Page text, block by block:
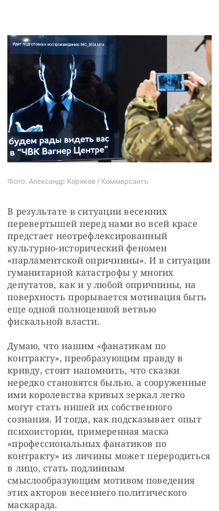
Фото: Александр Коряков / Коммерсантъ
В результате в ситуации весенних
перевертышей перед нами во всей красе
предстает неотрефлексированный
культурно-исторический феномен
«парламентской опричнины». И в ситуации
гуманитарной катастрофы у многих
депутатов, как и у любой опричнины, на
поверхность прорывается мотивация быть
еще одной полноценной ветвью
фискальной власти.
Думаю, что нашим «фанатикам по
контракту», преобразующим правду в
кривду, стоит напомнить, что сказки
нередко становятся былью, а сооруженные
ими королевства кривых зеркал легко
могут стать нишей их собственного
сознания. И тогда, как подсказывает опыт
психоистории, примеренная маска
«профессиональных фанатиков по
контракту» из личины может переродиться
в лицо, стать подлинным
смыслообразующим мотивом поведения
этих акторов весеннего политического
маскарада.